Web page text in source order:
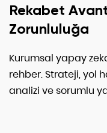
Rekabet
Zorunluluğa
Kurumsal yapay
rehber. Strateji, yol
analizi ve sorumlu